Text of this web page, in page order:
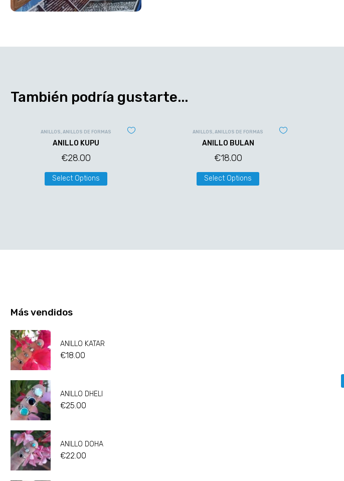
También podría gustarte...
ANILLOS, ANILLOS DE FORMAS
ANILLO KUPU
€28.00
Select Options
ANILLOS, ANILLOS DE FORMAS
ANILLO BULAN
€18.00
Select Options
Más vendidos
ANILLO KATAR
€18.00
ANILLO DHELI
€25.00
ANILLO DOHA
€22.00